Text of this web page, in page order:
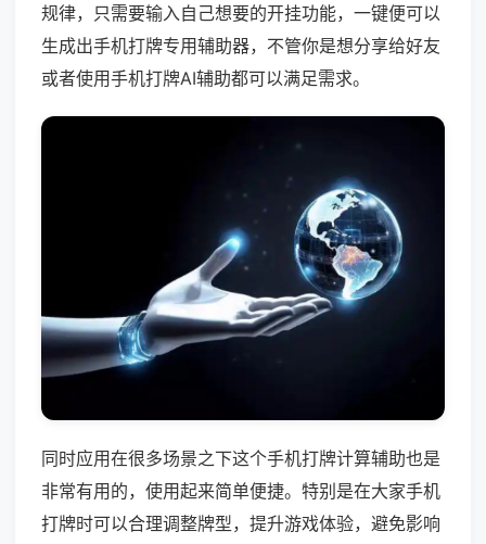
规律，只需要输入自己想要的开挂功能，一键便可以
生成出手机打牌专用辅助器，不管你是想分享给好友
或者使用手机打牌AI辅助都可以满足需求。
同时应用在很多场景之下这个手机打牌计算辅助也是
非常有用的，使用起来简单便捷。特别是在大家手机
打牌时可以合理调整牌型，提升游戏体验，避免影响